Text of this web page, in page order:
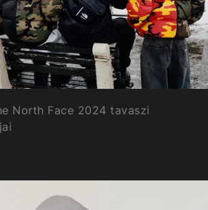
North Face 2024 tavaszi